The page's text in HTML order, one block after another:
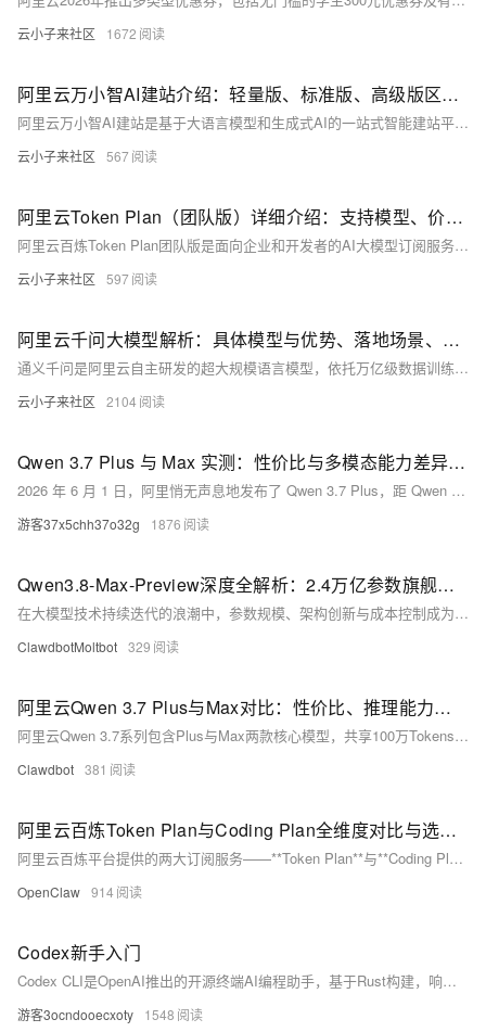
云小子来社区 1672
阿里云万小智AI建站介绍：轻量版、标准版、高级版区别及部署上线步骤参考
阿里云万小智AI建站是基于大语言模型和生成式AI的一站式智能建站平台，用户通过自然语言描述需求，AI即可自动生成含前端、后端、数据库及管理后台的完整网站，支持一键部署。产品分轻量版（Lite）、标准版（Pro）、高级版（Max）三档，覆盖个人展示到轻电商等场景。计费采用预付费模式，以灵感值为核心单位（1灵感值=0.01元），新人限时获赠2000灵感值免费体验，标准版和高级版享多年折扣（2年9折、3年8折、5年7折）。当前还有15元AI建站送.CN域名活动（至2026年6月30日），最低360元/年起，适合不同预算和需求的用户快速上线。
云小子来社区 567
阿里云Token Plan（团队版）详细介绍：支持模型、价格、使用细则及最新活动
阿里云百炼Token Plan团队版是面向企业和开发者的AI大模型订阅服务，以Credits为统一计量单位，支持通义千问、DeepSeek、Kimi、GLM等150+款模型的多模态调用。产品分三档坐席套餐：标准版198元/月（25,000 Credits）、高级版698元/月（100,000 Credits）、尊享版1,398元/月（250,000 Credits），并提供5,000元共享用量包作为弹性补充。当前限时活动包括Qwen3.7-Max调用消耗减半、新模型5-8折优惠、HappyHorse视频生成6折及全模型通用抵扣包最高5.3折等活动。
云小子来社区 597
阿里云千问大模型解析：具体模型与优势、落地场景、选型与定价介绍
通义千问是阿里云自主研发的超大规模语言模型，依托万亿级数据训练，具备多模态理解、深度逻辑推理与智能体执行能力。其产品体系覆盖闭源全模态模型与多参数规模开源模型，衍生出通义灵码、通义听悟、通义晓蜜等垂直领域应用，通过阿里云百炼平台提供API调用、可视化Agent构建等能力。新用户可享100万Tokens免费额度，叠加Qwen3.7-Max限时5折、全模型通享4.5折等优惠，搭配Token Plan团队版订阅，可大幅降低企业与开发者的AI应用落地成本。
云小子来社区 2104
Qwen 3.7 Plus 与 Max 实测：性价比与多模态能力差异解析（2026）
2026 年 6 月 1 日，阿里悄无声息地发布了 Qwen 3.7 Plus，距 Qwen 3.7 Max 上线刚好 11 天。同样的 1M 上下文，同样的 35 小时自治上限。但价格才是头条：Plus 是 0.40/M输入，Max是 2.50/M——便宜约 6 倍——并且还能看图、看视频。Vision Arena 上 Plus 已经排到 #16。所以这周真正值得讨论的问题不是”要不要为视觉能力买单”，而是”Max 凭什么用 6 倍价格换来 2 个百分点的 benchmark 领先”。
游客37x5chh37o32g 1876
Qwen3.8-Max-Preview深度全解析：2.4万亿参数旗舰MoE模型+Token Plan限时优惠完整落地指南
在大模型技术持续迭代的浪潮中，参数规模、架构创新与成本控制成为衡量旗舰模型的核心维度。Qwen3.8-Max-Preview作为阿里推出的全新旗舰预览版模型，以2.4万亿总参数量、原生MoE混合专家架构、1M超长上下文与双推理模式，构建了覆盖文本、图像、视频、代码的全栈能力体系，同时搭配Token Plan限时优惠政策，大幅降低企业与个人用户的使用门槛。本文将从技术架构、核心能力、API实战、Token Plan优惠与落地选型五大维度，对Qwen3.8-Max-Preview进行深度解析，帮助开发者与企业用户全面掌握这款旗舰模型的使用方法，实现高效、低成本的AI能力落地。
ClawdbotMoltbot 329
阿里云Qwen 3.7 Plus与Max对比：性价比、推理能力与多模态能力实测报告
阿里云Qwen 3.7系列包含Plus与Max两款核心模型，共享100万Tokens超长上下文窗口与35小时自治执行上限，但在模态能力、底层架构、输出上限与资费标准上存在本质差异，分别面向不同量级与类型的AI应用场景。2026年，两款模型成为企业与开发者选择大模型服务的核心选项，本文基于实测数据，从基础参数、性价比、文本推理能力、多模态能力、适用场景等维度全面解析两者差异，为选型提供客观参考。
Clawdbot 381
阿里云百炼Token Plan与Coding Plan全维度对比与选型指南
阿里云百炼平台提供的两大订阅服务——**Token Plan**与**Coding Plan**，是面向不同用户群体设计的差异化方案。两者在定位、计费、场景、模型支持与使用限制上差异显著，直接影响使用体验与成本控制。本文基于2026年最新规则，从供应状态、计费逻辑、模型覆盖、场景适配、性能与管理能力等维度，系统拆解两大方案的核心区别，并给出清晰的选型建议，帮助用户精准匹配自身需求。
OpenClaw 914
Codex新手入门
Codex CLI是OpenAI推出的开源终端AI编程助手，基于Rust构建，响应超快（240+ tokens/s），成本仅Claude Code的1/3。支持文件系统操作、并行任务与模型切换，兼顾安全沙箱与高效开发，专为快速原型设计而生。
游客3ocndooecxoty 1548